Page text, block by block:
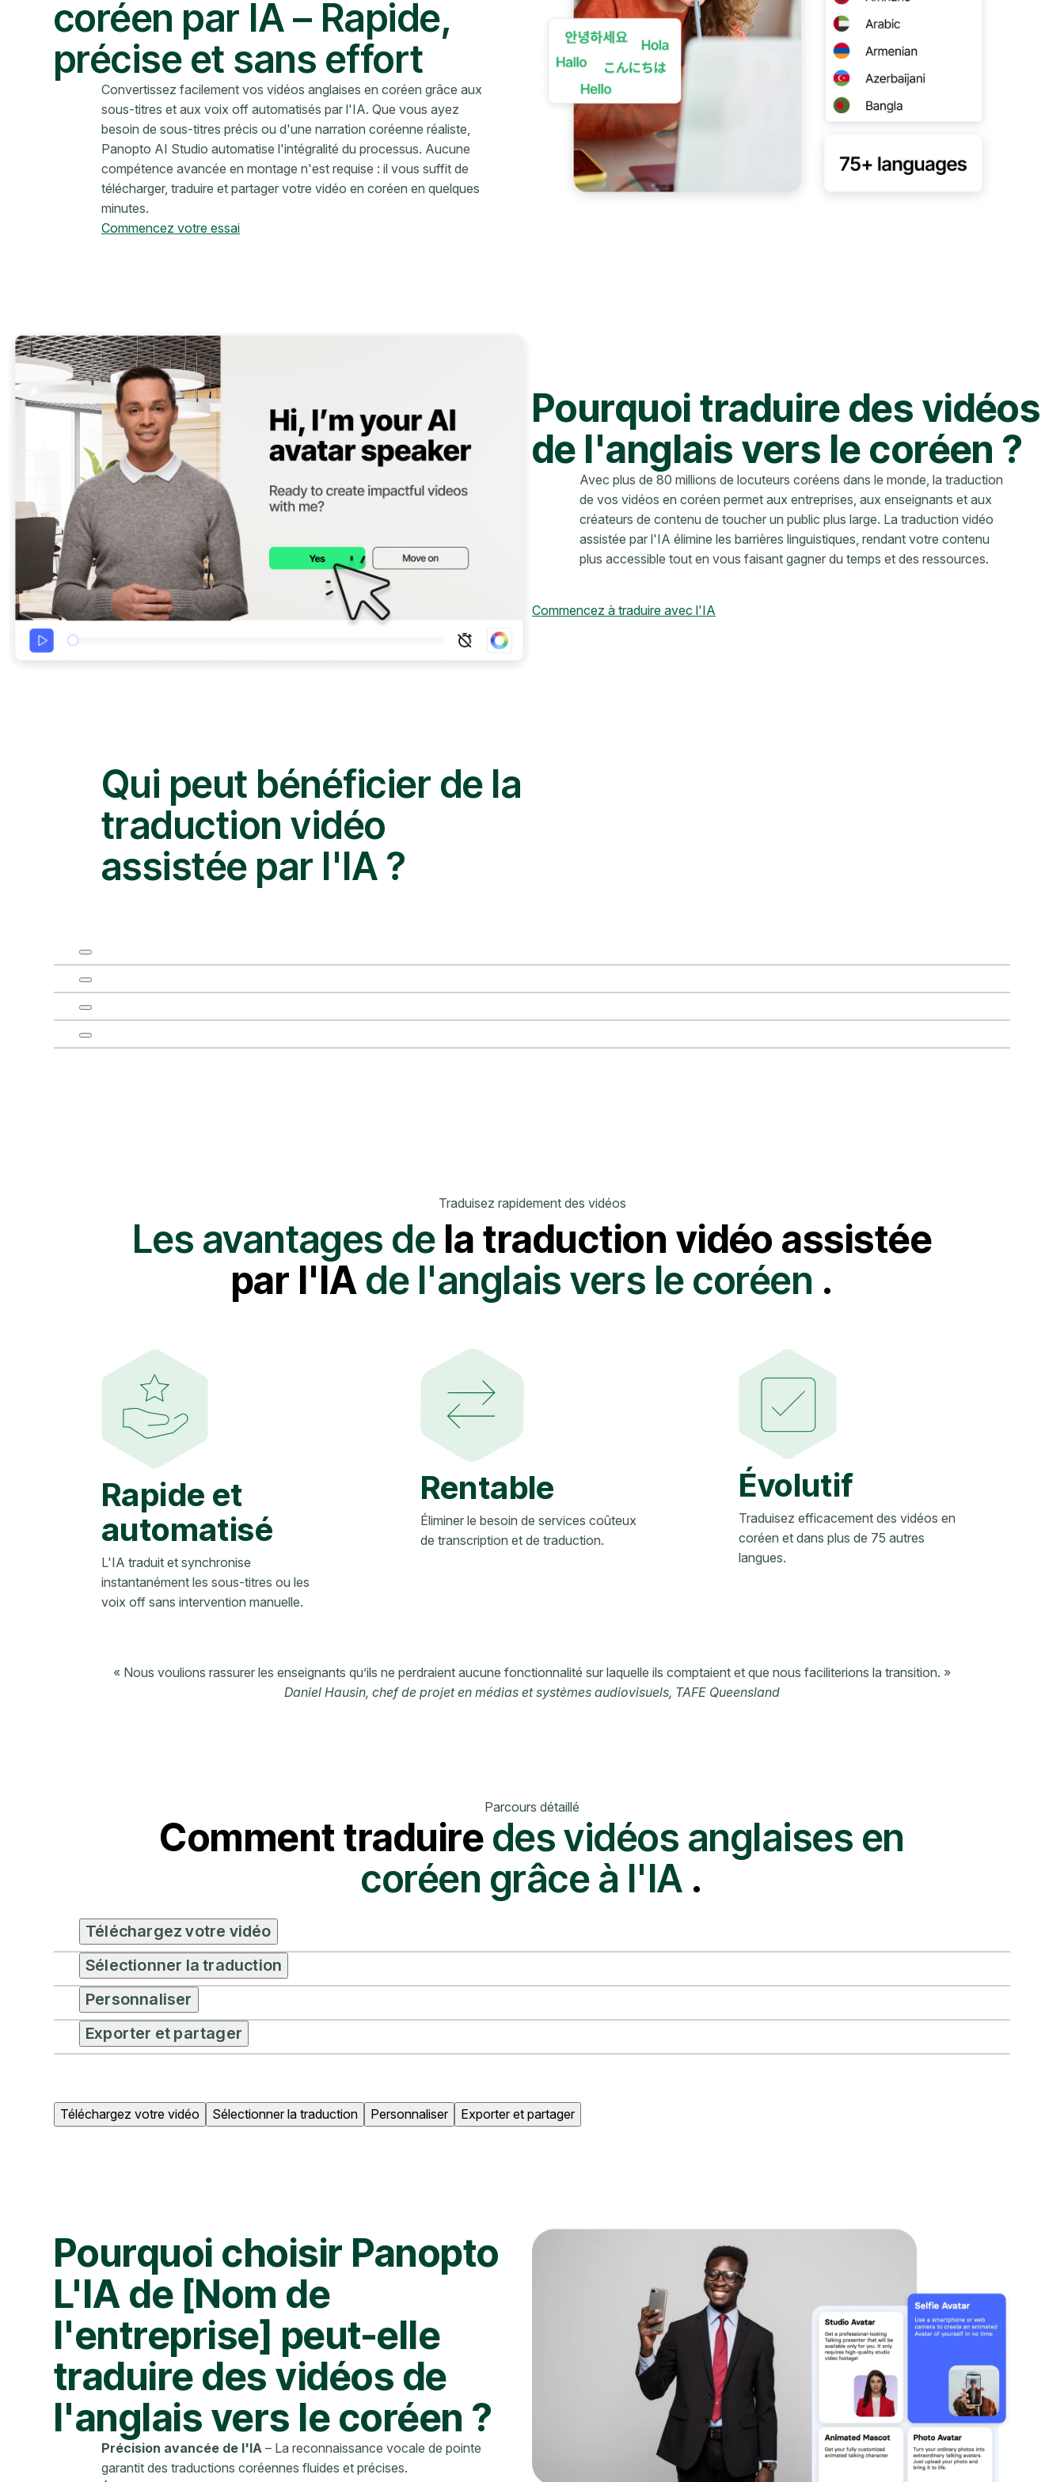
coréen par IA – Rapide,
précise et sans effort
Convertissez facilement vos vidéos anglaises en coréen grâce aux
sous-titres et aux voix off automatisés par l'IA. Que vous ayez
besoin de sous-titres précis ou d'une narration coréenne réaliste,
Panopto AI Studio automatise l'intégralité du processus. Aucune
compétence avancée en montage n'est requise : il vous suffit de
télécharger, traduire et partager votre vidéo en coréen en quelques
minutes.
Commencez votre essai
Pourquoi traduire des vidéos
de l'anglais vers le coréen ?
Avec plus de 80 millions de locuteurs coréens dans le monde, la traduction
de vos vidéos en coréen permet aux entreprises, aux enseignants et aux
créateurs de contenu de toucher un public plus large. La traduction vidéo
assistée par l'IA élimine les barrières linguistiques, rendant votre contenu
plus accessible tout en vous faisant gagner du temps et des ressources.
Commencez à traduire avec l'IA
Qui peut bénéficier de la
traduction vidéo
assistée par l'IA ?
Traduisez rapidement des vidéos
Les avantages de la traduction vidéo assistée
par l'IA de l'anglais vers le coréen .
Rapide et
automatisé
L'IA traduit et synchronise
instantanément les sous-titres ou les
voix off sans intervention manuelle.
Rentable
Éliminer le besoin de services coûteux
de transcription et de traduction.
Évolutif
Traduisez efficacement des vidéos en
coréen et dans plus de 75 autres
langues.
« Nous voulions rassurer les enseignants qu’ils ne perdraient aucune fonctionnalité sur laquelle ils comptaient et que nous faciliterions la transition. »
Daniel Hausin, chef de projet en médias et systèmes audiovisuels, TAFE Queensland
Parcours détaillé
Comment traduire des vidéos anglaises en
coréen grâce à l'IA .
Téléchargez votre vidéo
Sélectionner la traduction
Personnaliser
Exporter et partager
Téléchargez votre vidéo Sélectionner la traduction Personnaliser Exporter et partager
Pourquoi choisir Panopto
L'IA de [Nom de
l'entreprise] peut-elle
traduire des vidéos de
l'anglais vers le coréen ?
Précision avancée de l'IA – La reconnaissance vocale de pointe
garantit des traductions coréennes fluides et précises.